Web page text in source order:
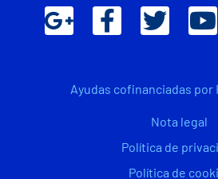
Ayudas cofinanciadas por
Nota legal
Política de
Política de